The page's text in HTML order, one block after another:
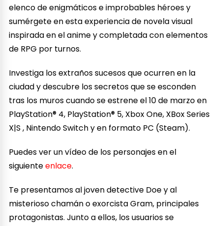
elenco de enigmáticos e improbables héroes y
sumérgete en esta experiencia de novela visual
inspirada en el anime y completada con elementos
de RPG por turnos.
Investiga los extraños sucesos que ocurren en la
ciudad y descubre los secretos que se esconden
tras los muros cuando se estrene el 10 de marzo en
PlayStation® 4, PlayStation® 5, Xbox One, XBox Series
X|S , Nintendo Switch y en formato PC (Steam).
Puedes ver un vídeo de los personajes en el
siguienteenlace.
Te presentamos al joven detective Doe y al
misterioso chamán o exorcista Gram, principales
protagonistas. Junto a ellos, los usuarios se